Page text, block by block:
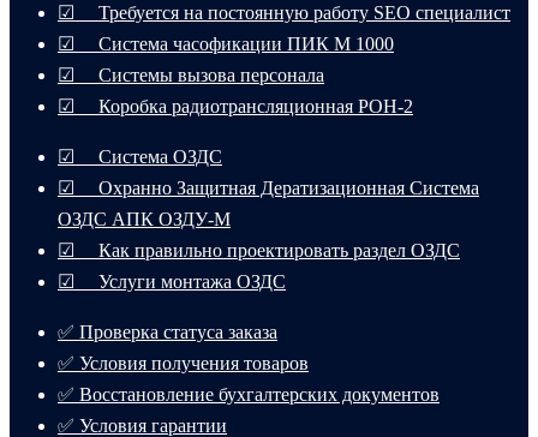
☑ Требуется на постоянную работу SEO специалист
☑ Система часофикации ПИК М 1000
☑ Системы вызова персонала
☑ Коробка радиотрансляционная РОН-2
☑ Система ОЗДС
☑ Охранно Защитная Дератизационная Система
ОЗДС АПК ОЗДУ-М
☑ Как правильно проектировать раздел ОЗДС
☑ Услуги монтажа ОЗДС
✅ Проверка статуса заказа
✅ Условия получения товаров
✅ Восстановление бухгалтерских документов
✅ Условия гарантии